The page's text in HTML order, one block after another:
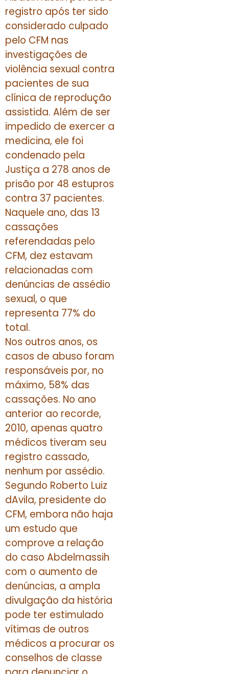
registro após ter sido
considerado culpado
pelo CFM nas
investigações de
violência sexual contra
pacientes de sua
clínica de reprodução
assistida. Além de ser
impedido de exercer a
medicina, ele foi
condenado pela
Justiça a 278 anos de
prisão por 48 estupros
contra 37 pacientes.
Naquele ano, das 13
cassações
referendadas pelo
CFM, dez estavam
relacionadas com
denúncias de assédio
sexual, o que
representa 77% do
total.
Nos outros anos, os
casos de abuso foram
responsáveis por, no
máximo, 58% das
cassações. No ano
anterior ao recorde,
2010, apenas quatro
médicos tiveram seu
registro cassado,
nenhum por assédio.
Segundo Roberto Luiz
dAvila, presidente do
CFM, embora não haja
um estudo que
comprove a relação
do caso Abdelmassih
com o aumento de
denúncias, a ampla
divulgação da história
pode ter estimulado
vítimas de outros
médicos a procurar os
conselhos de classe